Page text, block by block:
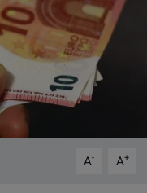
A- A+